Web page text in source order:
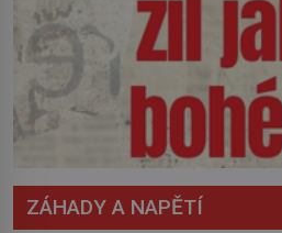
ZÁHADY A NAPĚTÍ